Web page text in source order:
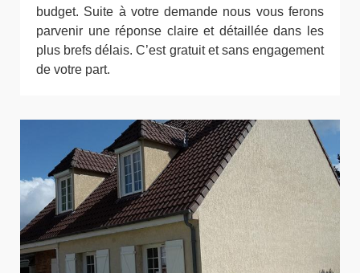
budget. Suite à votre demande nous vous ferons
parvenir une réponse claire et détaillée dans les
plus brefs délais. C’est gratuit et sans engagement
de votre part.